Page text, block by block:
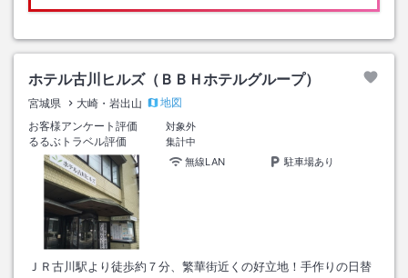
ホテル古川ヒルズ（ＢＢＨホテルグループ）
宮城県 大崎・岩出山
地図
お客様アンケート評価
対象外
るるぶトラベル評価
集計中
無線LAN
駐車場あり
ＪＲ古川駅より徒歩約７分、繁華街近くの好立地！手作りの日替